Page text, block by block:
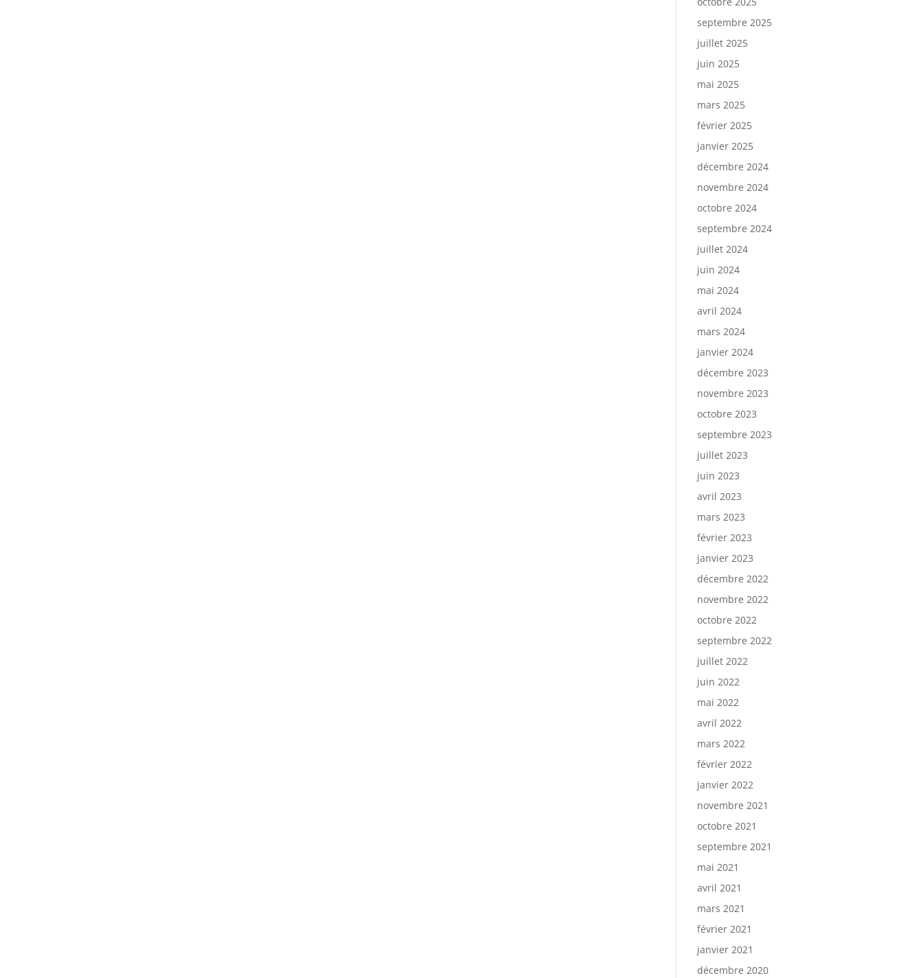
septembre 2025
juillet 2025
juin 2025
mai 2025
mars 2025
février 2025
janvier 2025
décembre 2024
novembre 2024
octobre 2024
septembre 2024
juillet 2024
juin 2024
mai 2024
avril 2024
mars 2024
janvier 2024
décembre 2023
novembre 2023
octobre 2023
septembre 2023
juillet 2023
juin 2023
avril 2023
mars 2023
février 2023
janvier 2023
décembre 2022
novembre 2022
octobre 2022
septembre 2022
juillet 2022
juin 2022
mai 2022
avril 2022
mars 2022
février 2022
janvier 2022
novembre 2021
octobre 2021
septembre 2021
mai 2021
avril 2021
mars 2021
février 2021
janvier 2021
décembre 2020